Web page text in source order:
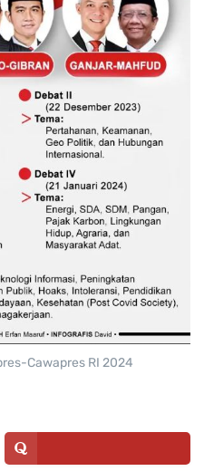
Cawapres RI 2024